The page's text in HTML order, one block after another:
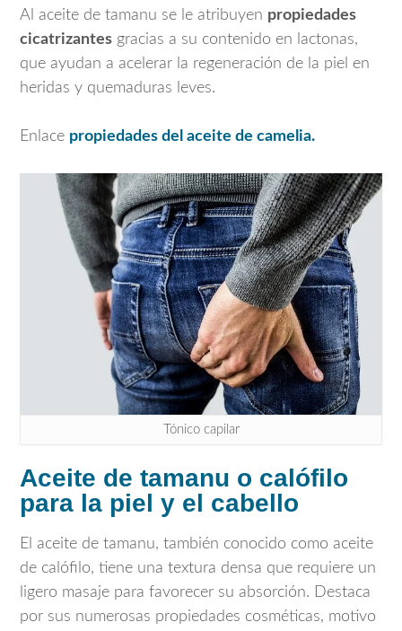
Al aceite de tamanu se le atribuyen propiedades
cicatrizantes gracias a su contenido en lactonas,
que ayudan a acelerar la regeneración de la piel en
heridas y quemaduras leves.
Enlace propiedades del aceite de camelia.
Tónico capilar
Aceite de tamanu o calófilo
para la piel y el cabello
El aceite de tamanu, también conocido como aceite
de calófilo, tiene una textura densa que requiere un
ligero masaje para favorecer su absorción. Destaca
por sus numerosas propiedades cosméticas, motivo